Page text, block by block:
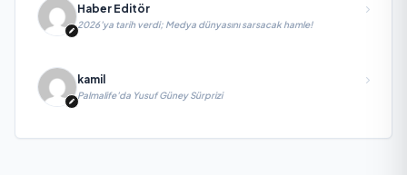
Haber Editör
2026’ya tarih verdi; Medya dünyasını sarsacak hamle!
kamil
Palmalife’da Yusuf Güney Sürprizi